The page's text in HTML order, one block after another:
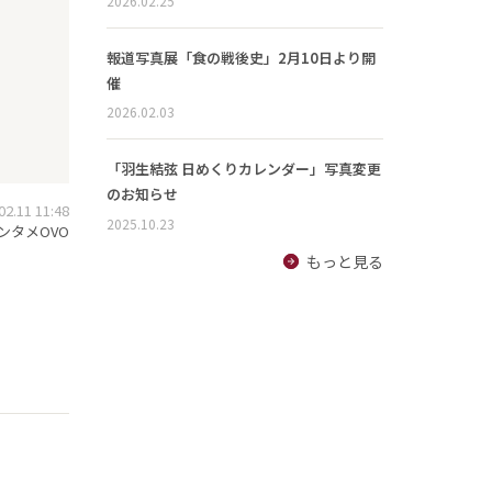
11:48
タメOVO
報道写真展「食の戦後史」2月10日より開
催
2026.02.03
「羽生結弦 日めくりカレンダー」写真変更
のお知らせ
2025.10.23
もっと見る